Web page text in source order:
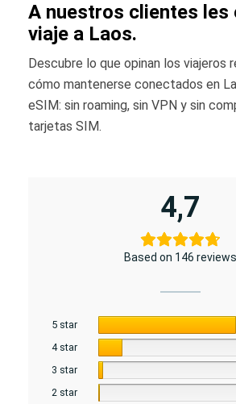
A nuestros clientes les
viaje a Laos.
Descubre lo que opinan los viajeros
cómo mantenerse conectados en
eSIM: sin roaming, sin VPN y sin
tarjetas SIM.
4,7
Based on 146 reviews
5 star
4 star
3 star
2 star